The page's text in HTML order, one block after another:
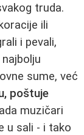
truda.
ili
i pevali,
sume, već
poštuje
muzičari
u sali - i tako